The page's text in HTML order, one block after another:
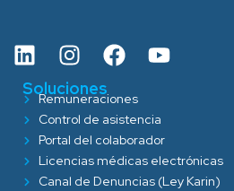
Soluciones
Remuneraciones
Control de asistencia
Portal del colaborador
Licencias médicas electrónicas
Canal de Denuncias (Ley Karin)